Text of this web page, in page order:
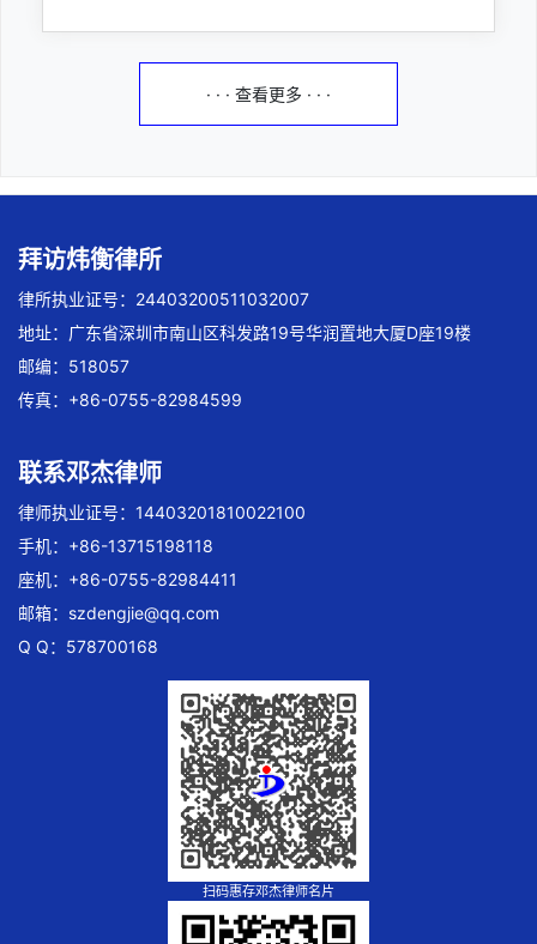
· · · 查看更多 · · ·
拜访炜衡律所
律所执业证号：24403200511032007
地址：广东省深圳市南山区科发路19号华润置地大厦D座19楼
邮编：518057
传真：+86-0755-82984599
联系邓杰律师
律师执业证号：14403201810022100
手机：+86-13715198118
座机：+86-0755-82984411
邮箱： szdengjie@qq.com
Q Q：578700168
扫码惠存邓杰律师名片